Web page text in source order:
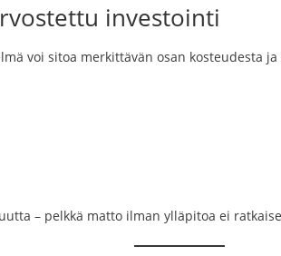
investointi
voi sitoa merkittävän osan kosteudesta
– pelkkä matto ilman ylläpitoa ei